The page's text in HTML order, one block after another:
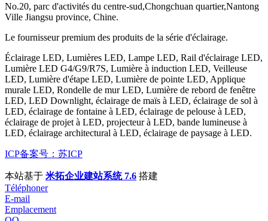
No.20, parc d'activités du centre-sud,Chongchuan quartier,Nantong
Ville Jiangsu province, Chine.
Le fournisseur premium des produits de la série d'éclairage.
Éclairage LED, Lumières LED, Lampe LED, Rail d'éclairage LED,
Lumière LED G4/G9/R7S, Lumière à induction LED, Veilleuse
LED, Lumière d'étape LED, Lumière de pointe LED, Applique
murale LED, Rondelle de mur LED, Lumière de rebord de fenêtre
LED, LED Downlight, éclairage de maïs à LED, éclairage de sol à
LED, éclairage de fontaine à LED, éclairage de pelouse à LED,
éclairage de projet à LED, projecteur à LED, bande lumineuse à
LED, éclairage architectural à LED, éclairage de paysage à LED.
ICP备案号：苏ICP
本站基于 米拓企业建站系统 7.6 搭建
Téléphoner
E-mail
Emplacement